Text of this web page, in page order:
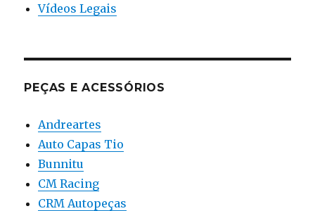
Vídeos Legais
PEÇAS E ACESSÓRIOS
Andreartes
Auto Capas Tio
Bunnitu
CM Racing
CRM Autopeças